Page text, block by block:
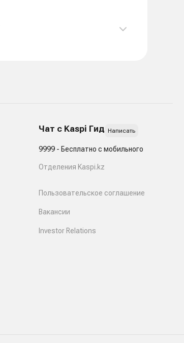
Чат с Kaspi Гид Написать
9999 - Бесплатно с мобильного
Отделения Kaspi.kz
Пользовательское соглашение
Вакансии
Investor Relations